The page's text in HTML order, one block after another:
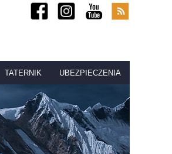
TATERNIK UBEZPIECZENIA